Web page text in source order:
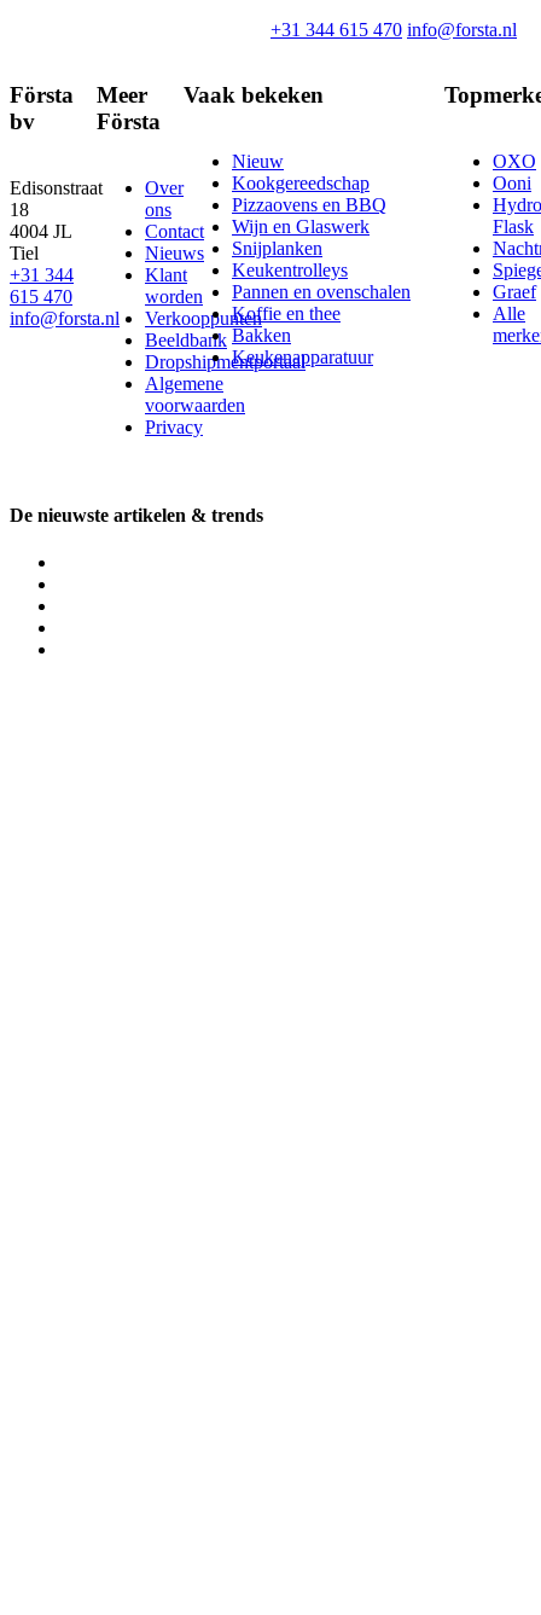
+31 344 615 470 info@forsta.nl
Första
bv
Edisonstraat
18
4004 JL
Tiel
+31 344
615 470
info@forsta.nl
Meer
Första
Over
ons
Contact
Nieuws
Klant
worden
Verkooppunten
Beeldbank
Dropshipmentportaal
Algemene
voorwaarden
Privacy
Vaak bekeken
Nieuw
Kookgereedschap
Pizzaovens en BBQ
Wijn en Glaswerk
Snijplanken
Keukentrolleys
Pannen en ovenschalen
Koffie en thee
Bakken
Keukenapparatuur
OXO
Ooni
Hydro
Flask
Graef
Alle
De nieuwste artikelen & trends